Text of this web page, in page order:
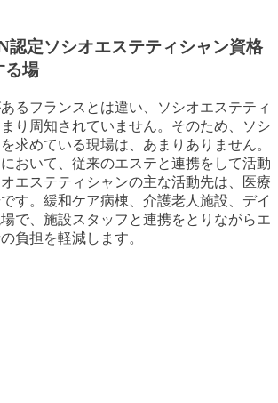
認定ソシオエステティシャン資格
る場
るフランスとは違い、ソシオエステティ
り周知されていません。そのため、ソシ
求めている現場は、あまりありません。
おいて、従来のエステと連携をして活動
エステティシャンの主な活動先は、医療
す。緩和ケア病棟、介護老人施設、デイ
で、施設スタッフと連携をとりながらエ
負担を軽減します。